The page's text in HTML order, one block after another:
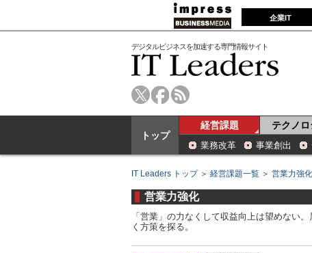
企業IT
デジタルビジネスを加速する専門情報サイト
トップ
経営課題 テクノロ
業務改革 事業創出
IT Leaders トップ＞ 経営課題一覧 ＞ 営業力強化
営業力強化
「営業」の力なくして収益向上は望めない
く方策を探る。